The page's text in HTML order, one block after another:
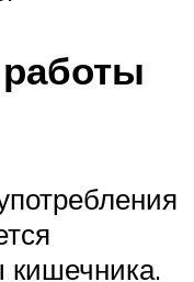
кишечника.